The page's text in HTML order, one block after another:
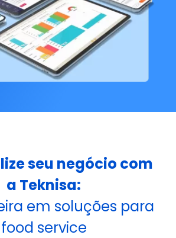
seu negócio com
a Teknisa:
em soluções para
food service